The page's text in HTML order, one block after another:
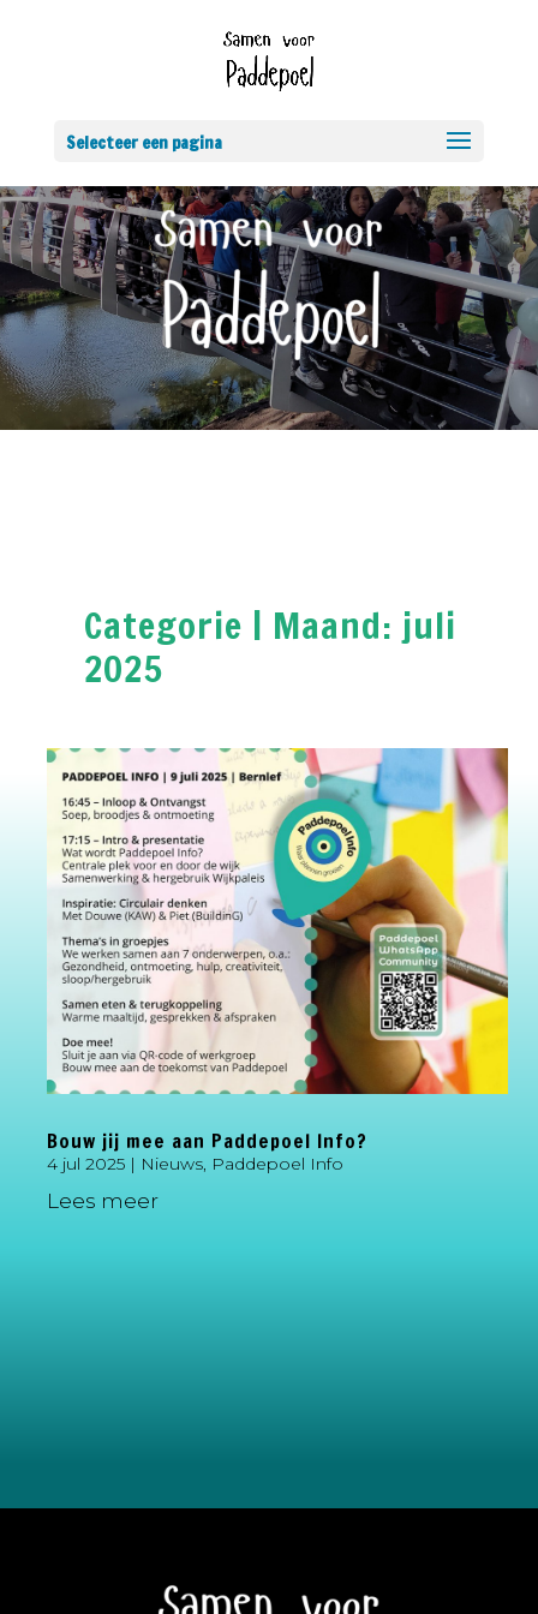
Selecteer een pagina
Categorie | Maand: juli
2025
Bouw jij mee aan Paddepoel Info?
4 jul 2025 | Nieuws, Paddepoel Info
Lees meer